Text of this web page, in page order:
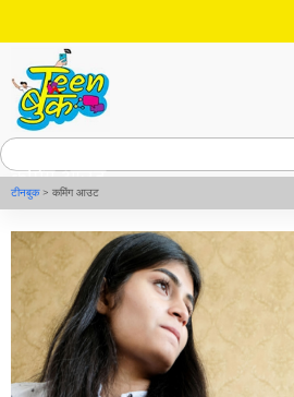
कमिंग आउट
टीनबुक>कमिंग आउट